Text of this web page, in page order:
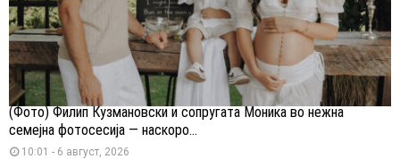
(Фото) Филип Кузмановски и сопругата Моника во нежна
семејна фотосесија — наскоро...
10:01 - 6 август, 2026